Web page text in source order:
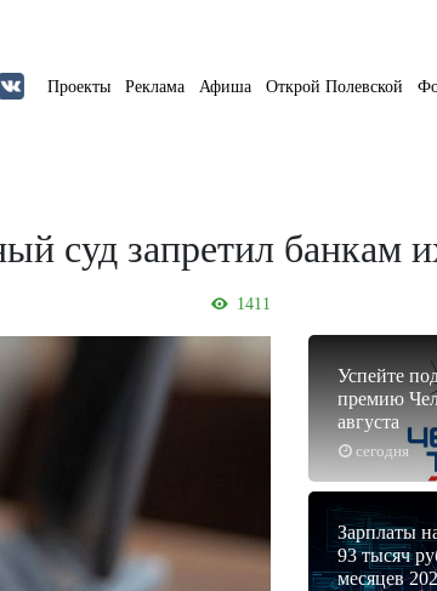
Проекты Реклама Афиша Открой Полевской
суд запретил банкам
1411
сегодня
Успейте
премию
августа
Зарплаты
93 тысяч
месяцев